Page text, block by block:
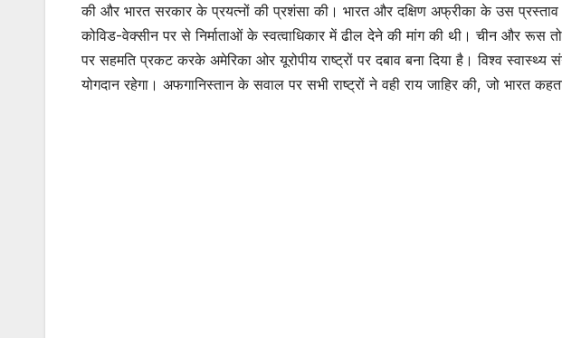
की और भारत सरकार के प्रयत्नों की प्रशंसा की। भारत और दक्षिण अफ्रीका के उस प्रस्ताव
कोविड-वेक्सीन पर से निर्माताओं के स्वत्वाधिकार में ढील देने की मांग की थी। चीन और रूस तो
पर सहमति प्रकट करके अमेरिका ओर यूरोपीय राष्ट्रों पर दबाव बना दिया है। विश्व
योगदान रहेगा। अफगानिस्तान के सवाल पर सभी राष्ट्रों ने वही राय जाहिर की, जो भारत